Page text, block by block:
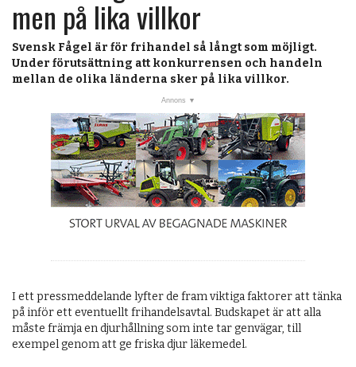
Veckans nyheter
Läsartoppen
RSS-flöde
OPINION
KALENDER
MARKNAD
TJÄNSTER
PRENUMERERA
OM OSS
men på lika villkor
Svensk Fågel är för frihandel så långt som möjligt.
Under förutsättning att konkurrensen och handeln
mellan de olika länderna sker på lika villkor.
I ett pressmeddelande lyfter de fram viktiga faktorer att tänka
på inför ett eventuellt frihandelsavtal. Budskapet är att alla
måste främja en djurhållning som inte tar genvägar, till
exempel genom att ge friska djur läkemedel.